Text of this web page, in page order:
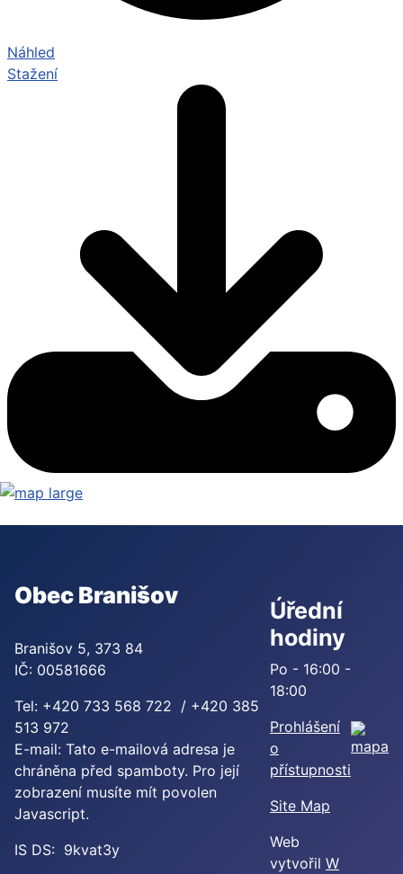
Náhled
Stažení
Obec Branišov
Branišov 5, 373 84
IČ: 00581666
Tel: +420 733 568 722 / +420 385
513 972
E-mail: Tato e-mailová adresa je
chráněna před spamboty. Pro její
zobrazení musíte mít povolen
Javascript.
IS DS: 9kvat3y
Úřední
hodiny
Po - 16:00 -
18:00
Prohlášení
o
přístupnosti
Site Map
Web
vytvořil W